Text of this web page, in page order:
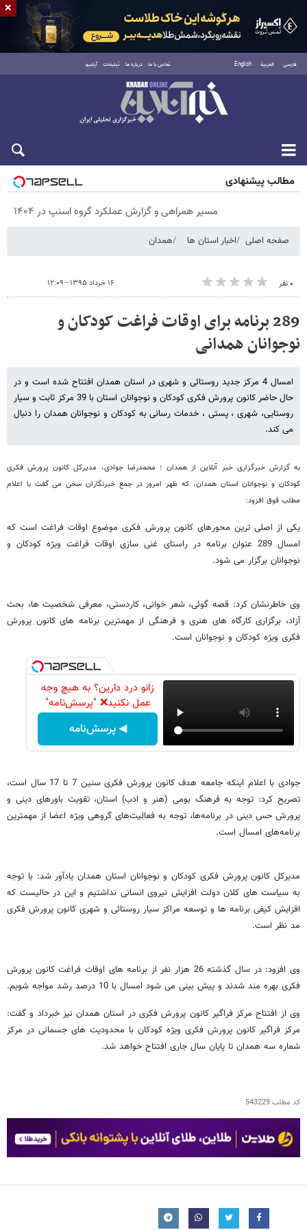
فارسی العربية English تماس با ما درباره ما تبلیغات آرشیو
پنجشنبه ۱۵ مرداد ۱۴۰۵
مطالب پیشنهادی
مسیر همراهی و گزارش عملکرد گروه اسنپ در ۱۴۰۴
صفحه اصلی اخبار استان ها همدان
۰ نفر ۱۶ خرداد ۱۳۹۵ - ۱۲:۰۹
289 برنامه برای اوقات فراغت کودکان و
نوجوانان همدانی
امسال 4 مرکز جدید روستائی و شهری در استان همدان افتتاح شده است و در
حال حاضر کانون پرورش فکری کودکان و نوجوانان استان با 39 مرکز ثابت و سیار
روستایی، شهری ، پستی ، خدمات رسانی به کودکان و نوجوانان همدان را دنبال
می کند.
به گزارش خبرگزاری خبر آنلاین از همدان ؛ محمدرضا جوادی، مدیرکل کانون پرورش فکری
کودکان و نوجوانان استان همدان، که ظهر امروز در جمع خبرنگاران سخن می گفت با اعلام
مطلب فوق افزود:
یکی از اصلی ترین محورهای کانون پرورش فکری موضوع اوقات فراغت است که
امسال 289 عنوان برنامه در راستای غنی سازی اوقات فراغت ویژه کودکان و
نوجوانان برگزار می شود.
وی خاطرنشان کرد: قصه گوئی، شعر خوانی، کاردستی، معرفی شخصیت ها، بحث
آزاد، برگزاری کارگاه های هنری و فرهنگی از مهمترین برنامه های کانون پرورش
فکری ویژه کودکان و نوجوانان است.
زانو درد دارین؟ به هیچ وجه
عمل نکنید❌ "پرسش‌نامه"
◀ پرسش‌نامه
جوادی با اعلام اینکه جامعه هدف کانون پرورش فکری سنین 7 تا 17 سال است،
تصریح کرد: توجه به فرهنگ بومی (هنر و ادب) استان، تقویت باورهای دینی و
پرورش حس دینی در برنامه‌ها، توجه به فعالیت‌های گروهی وی‍ژه اعضا از مهمترین
برنامه‌های امسال است.
مدیرکل کانون پرورش فکری کودکان و نوجوانان استان همدان یادآور شد: با توجه
به سیاست های کلان دولت افزایش نیروی انسانی نداشتیم و این در حالیست که
افزایش کیفی برنامه ها و توسعه مراکز سیار روستائی و شهری کانون پرورش فکری
مد نظر است.
وی افزود: در سال گذشته 26 هزار نفر از برنامه های اوقات فراغت کانون پرورش
فکری بهره مند شدند و پیش بینی می شود امسال با 10 درصد رشد مواجه شویم.
وی از افتتاح مرکز فراگیر کانون پرورش فکری در استان همدان نیز خبرداد و گفت:
مرکز فراگیر کانون پرورش فکری ویژه کودکان با محدودیت های جسمانی در مرکز
شماره سه همدان تا پایان سال جاری افتتاح خواهد شد.
کد مطلب543229
×